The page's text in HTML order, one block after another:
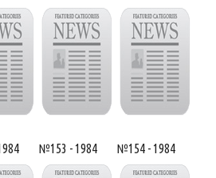
№153 - 1984 №154 - 1984